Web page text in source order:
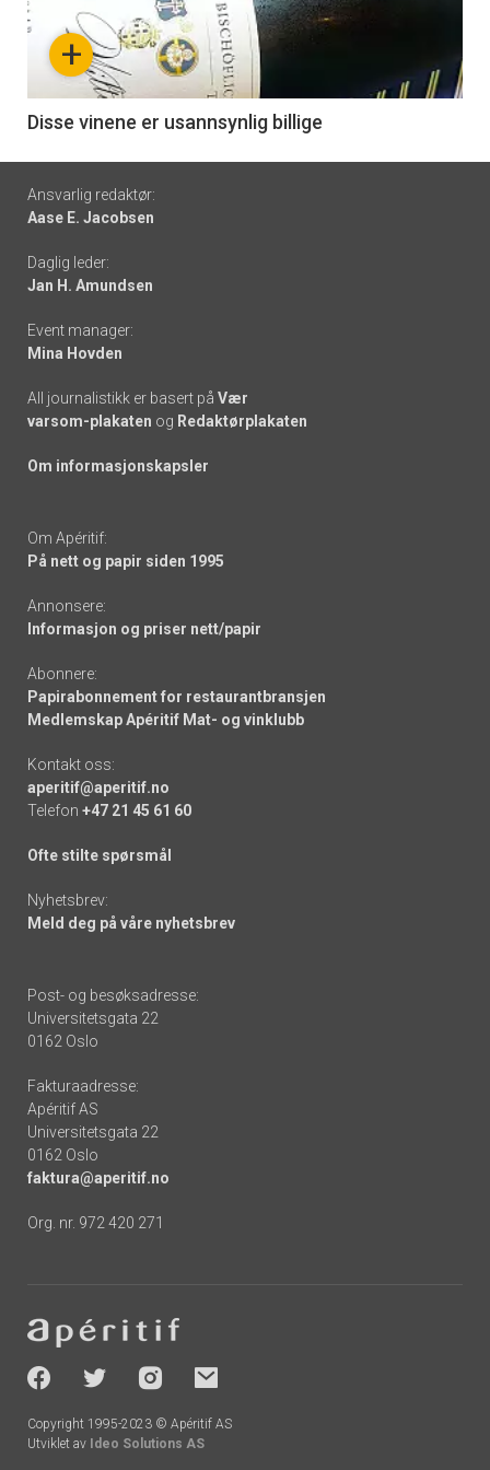
nå
6
+
Disse vinene er usannsynlig billige
Footer
-
links
Ansvarlig redaktør:
Aase E. Jacobsen
Daglig leder:
Jan H. Amundsen
Event manager:
Mina Hovden
All journalistikk er basert på Vær
varsom-plakaten og Redaktørplakaten
Om informasjonskapsler
Om Apéritif:
På nett og papir siden 1995
Annonsere:
Informasjon og priser nett/papir
Abonnere:
Papirabonnement for restaurantbransjen
Medlemskap Apéritif Mat- og vinklubb
Kontakt oss:
aperitif@aperitif.no
Telefon +47 21 45 61 60
Ofte stilte spørsmål
Nyhetsbrev:
Meld deg på våre nyhetsbrev
Post- og besøksadresse:
Universitetsgata 22
0162 Oslo
Fakturaadresse:
Apéritif AS
Universitetsgata 22
0162 Oslo
faktura@aperitif.no
Org. nr. 972 420 271
-
socials
Copyright 1995-2023 © Apéritif AS
Utviklet av Ideo Solutions AS